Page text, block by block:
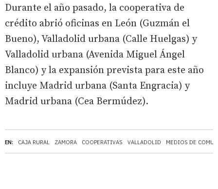
EN: CAJA RURAL ZAMORA COOPERATIVAS VALLADOLID MEDIOS DE
Durante el año pasado, la cooperativa de
crédito abrió oficinas en León (Guzmán el
Bueno), Valladolid urbana (Calle Huelgas) y
Valladolid urbana (Avenida Miguel Ángel
Blanco) y la expansión prevista para este año
incluye Madrid urbana (Santa Engracia) y
Madrid urbana (Cea Bermúdez).